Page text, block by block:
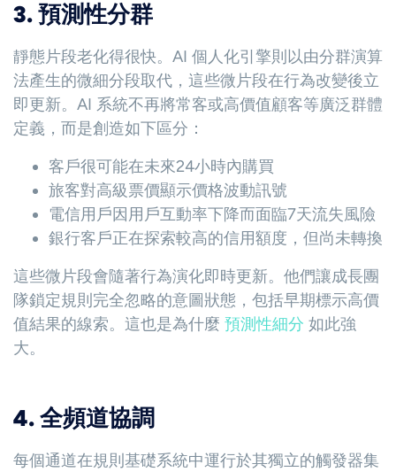
3. 預測性分群
靜態片段老化得很快。AI 個人化引擎則以由分群演算
法產生的微細分段取代，這些微片段在行為改變後立
即更新。AI 系統不再將常客或高價值顧客等廣泛群體
定義，而是創造如下區分：
客戶很可能在未來24小時內購買
旅客對高級票價顯示價格波動訊號
電信用戶因用戶互動率下降而面臨7天流失風險
銀行客戶正在探索較高的信用額度，但尚未轉換
這些微片段會隨著行為演化即時更新。他們讓成長團
隊鎖定規則完全忽略的意圖狀態，包括早期標示高價
值結果的線索。這也是為什麼 預測性細分 如此強
大。
4. 全頻道協調
每個通道在規則基礎系統中運行於其獨立的觸發器集